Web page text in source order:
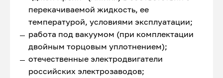
перекачиваемой жидкость, ее
температурой, условиями эксплуатации;
работа под вакуумом (при комплектации
двойным торцовым уплотнением);
отечественные электродвигатели
российских электрозаводов;